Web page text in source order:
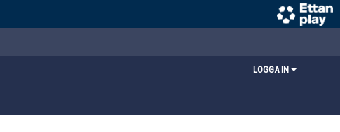
LOGGA IN